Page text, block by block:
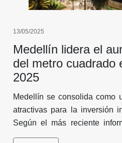
13/05/2025
Medellín lidera el
del metro cuadrado
2025
Medellín se consolida como
atractivas para la inversión
Según el más reciente
valor promedio del metro